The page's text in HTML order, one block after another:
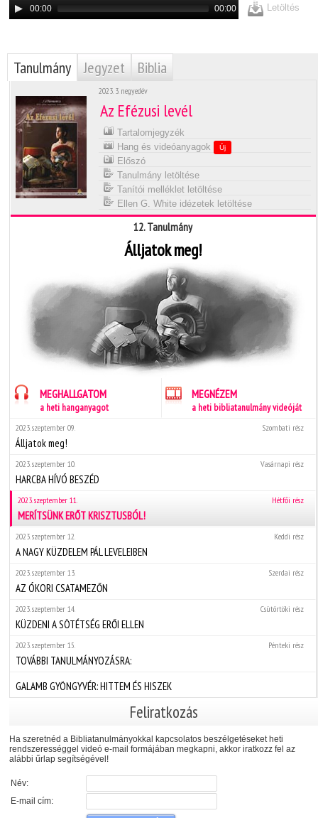
00:00 00:00 Letöltés
Tanulmány Jegyzet Biblia
2023. 3. negyedév
Az Efézusi levél
Tartalomjegyzék
Hang és videóanyagok
Új
Előszó
Tanulmány letöltése
Tanítói melléklet letöltése
Ellen G. White idézetek letöltése
12. Tanulmány
Álljatok meg!
MEGHALLGATOM
a heti hanganyagot
MEGNÉZEM
a heti bibliatanulmány videóját
Szombati rész
2023. szeptember 09.
Álljatok meg!
Vasárnapi rész
2023. szeptember 10.
HARCBA HÍVÓ BESZÉD
Hétfői rész
2023. szeptember 11.
MERÍTSÜNK ERŐT KRISZTUSBÓL!
Keddi rész
2023. szeptember 12.
A NAGY KÜZDELEM PÁL LEVELEIBEN
Szerdai rész
2023. szeptember 13.
AZ ÓKORI CSATAMEZŐN
Csütörtöki rész
2023. szeptember 14.
KÜZDENI A SÖTÉTSÉG ERŐI ELLEN
Pénteki rész
2023. szeptember 15.
TOVÁBBI TANULMÁNYOZÁSRA:
GALAMB GYÖNGYVÉR: HITTEM ÉS HISZEK
Feliratkozás
Ha szeretnéd a Bibliatanulmányokkal kapcsolatos beszélgetéseket heti
rendszerességgel videó e-mail formájában megkapni, akkor iratkozz fel az
alábbi űrlap segítségével!
Név:
E-mail cím: